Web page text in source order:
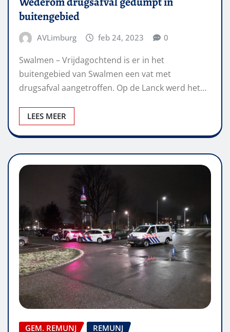
buitengebied
AVLimburg feb 24, 2023 0
Swalmen – Vrijdagochtend is er in het
buitengebied van Swalmen een vat met
drugsafval aangetroffen. Op de Lanck werd het…
LEES MEER
GEM. REMUNJ REMUNJ